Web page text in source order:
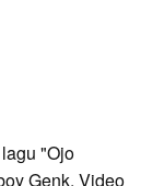
"Ojo
Genk. Video